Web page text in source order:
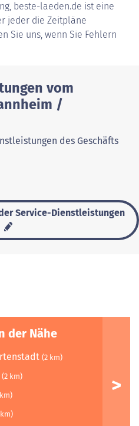
beste-laeden.de ist eine
jeder die Zeitpläne
Sie uns, wenn Sie Fehlern
vom
/
des Geschäfts
Service-Dienstleistungen
der Nähe
(2 km)
(2 km)